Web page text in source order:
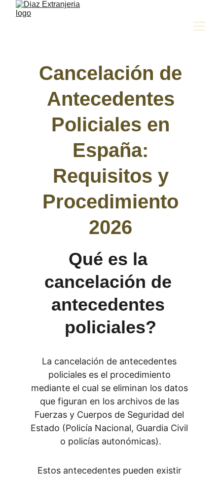
Cancelación de
Antecedentes
Policiales en
España:
Requisitos y
Procedimiento
2026
Qué es la
cancelación de
antecedentes
policiales?
La cancelación de antecedentes
policiales es el procedimiento
mediante el cual se eliminan los datos
que figuran en los archivos de las
Fuerzas y Cuerpos de Seguridad del
Estado (Policía Nacional, Guardia Civil
o policías autonómicas).
Estos antecedentes pueden existir